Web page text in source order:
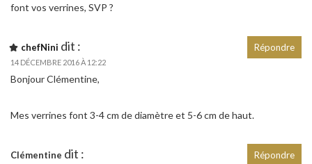
font vos verrines, SVP ?
chefNini dit :
14 DÉCEMBRE 2016 À 12:22
Bonjour Clémentine,
Mes verrines font 3-4 cm de diamètre et 5-6 cm de haut.
Répondre
Clémentine dit : Répondre